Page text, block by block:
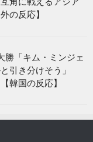
の反応】
勝「キム・ミンジェ
引き分けそう」
韓国の反応】